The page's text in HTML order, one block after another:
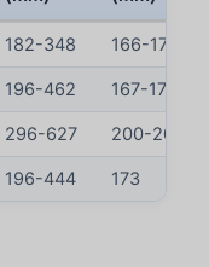
182-348 166-174
196-462 167-176
296-627 200-205
196-444 173